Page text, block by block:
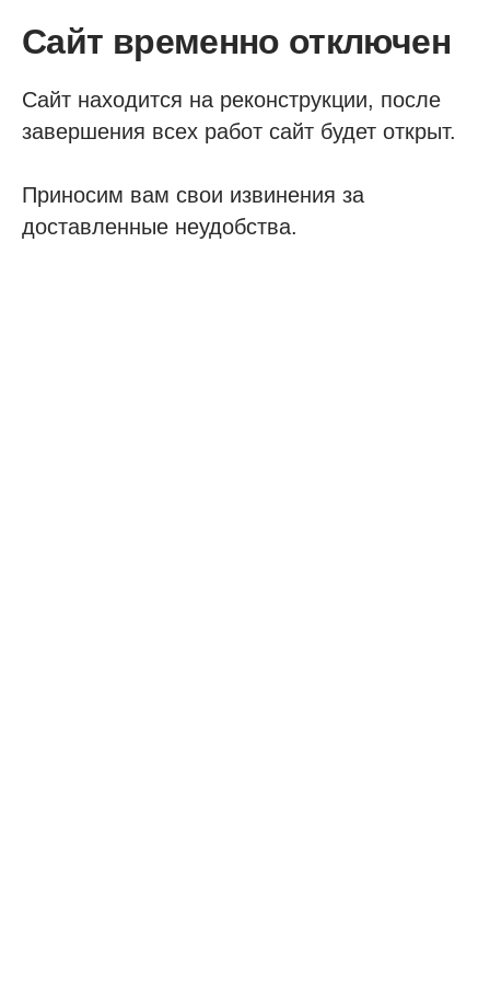
Сайт временно отключен
Сайт находится на реконструкции, после
завершения всех работ сайт будет открыт.
Приносим вам свои извинения за
доставленные неудобства.